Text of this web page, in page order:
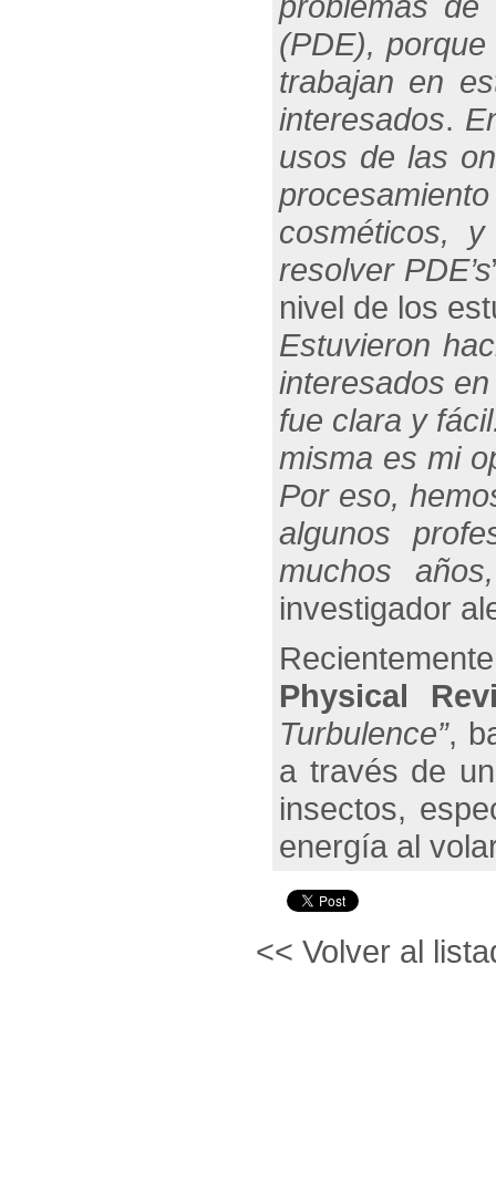
(PDE),
trabajan en
interesados.
usos de las
cosméticos,
resolver PDE’s
nivel de los
Estuvieron
interesados
fue clara y
misma es mi
Por eso,
algunos
muchos
investigador
Physical
Turbulence”,
a través de
insectos,
energía al
<< Volver al